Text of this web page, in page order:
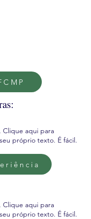
Clique aqui para
próprio texto. É fácil.
Clique aqui para
próprio texto. É fácil.